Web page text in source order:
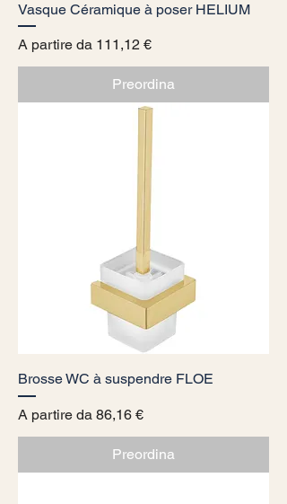
Vasque Céramique à poser HELIUM
A partire da 111,12 €
Prezzo scontato
Preordina
Brosse WC à suspendre FLOE
A partire da 86,16 €
Prezzo scontato
Preordina